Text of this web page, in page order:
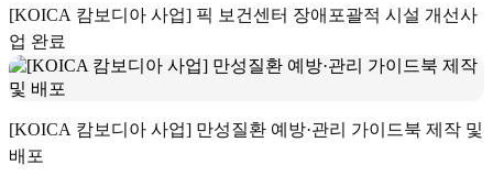
[KOICA 캄보디아 사업] 픽 보건센터 장애포괄적 시설 개선사
업 완료
[KOICA 캄보디아 사업] 만성질환 예방·관리 가이드북 제작 및
배포